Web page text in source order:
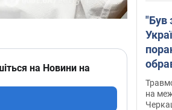
на Новини на
"Був
Фото
на